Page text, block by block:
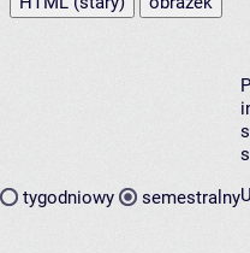
tygodniowy semestralny